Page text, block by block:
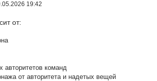
19:42
от:
авторитетов команд
от авторитета и надетых вещей